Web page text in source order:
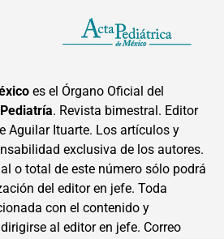
es el Órgano Oficial del
. Revista bimestral. Editor
Aguilar Ituarte. Los artículos y
exclusiva de los autores.
o total de este número sólo podrá
del editor en jefe. Toda
con el contenido y
al editor en jefe. Correo